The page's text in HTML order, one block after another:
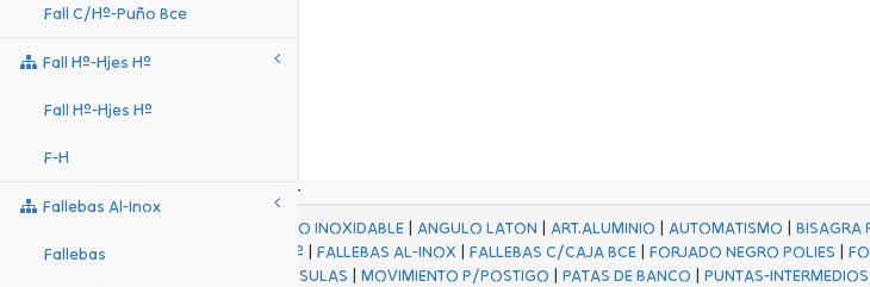
Fall C/hº-Puño Bce
Fall Hº-Hjes Hº
Fall Hº-Hjes Hº
F-H
Fallebas Al-Inox
Fallebas
ACERO INOXIDABLE| ANGULO LATON | ART.ALUMINIO | AUTOMATISMO | BISAGRA
FALL Hº-HJES Hº |FALLEBAS AL-INOX |FALLEBAS C/CAJA BCE |FORJADO NEGRO POLIES |
MENSULAS | MOVIMIENTO P/POSTIGO | PATAS DE BANCO | PUNTAS-INTERMEDIOS